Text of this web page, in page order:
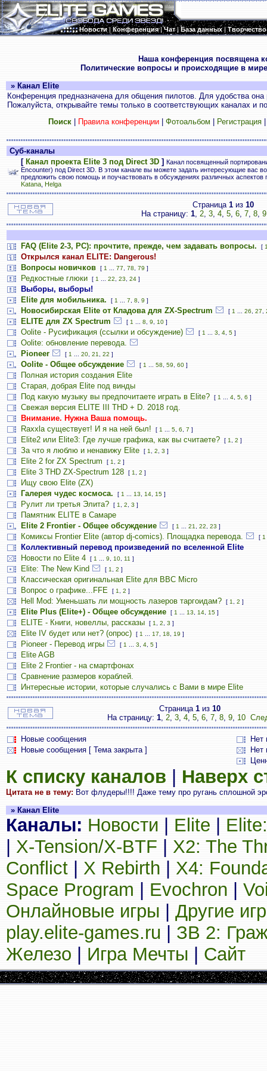
Новости|Конференция|Чат|База данных|Творчество
Наша конференция посвящена
Политические вопросы и происходящие в
» Канал Elite
Конференция предназначена для общения пилотов. Для удобства
Пожалуйста, открывайте темы только в соответствующих каналах и
Поиск| Правила конференции| Фотоальбом Регистрация
Суб-каналы
[ Канал проекта Elite 3 под Direct 3D ] Канал посвященный
Encounter) под Direct 3D. В этом канале вы можете задать интересующие вас
предложить свою помощь и поучаствовать в обсуждениях различных
Katana Helga
Страница 1 из 10
На страницу: 1, 2, 3, 4, 5, 6, 7, 8, 9
FAQ (Elite 2-3, PC): прочтите, прежде, чем задавать вопросы. [
Открылся канал ELITE: Dangerous!
Вопросы новичков
[ 1 77 78 79 ]
Редкостные глюки [ 1 22 23 24 ]
Выборы, выборы!
Elite для мобильника.
[ 1 7 8 9 ]
Новосибирская Elite от Кладова для ZX-Spectrum [ 1 26 27
ELITE для ZX Spectrum [ 1 8 9 10 ]
Oolite - Русификация (ссылки и обсуждение) [ 1 3 4 5 ]
Oolite: обновление перевода.
Pioneer
[ 1 20 21 22 ]
Oolite - Общее обсуждение [ 1 58 59 60 ]
Полная история создания Elite
Старая, добрая Elite под винды
Под какую музыку вы предпочитаете играть в Elite?
[ 1 4 5 6 ]
Свежая версия ELITE III THD + D. 2018 год.
Внимание. Нужна Ваша помощь.
Raxxla существует! И я на ней был!
[ 1 5 6 7 ]
Elite2 или Elite3: Где лучше графика, как вы считаете? [ 1 2 ]
За что я люблю и ненавижу Elite [ 1 2 3 ]
Elite 2 for ZX Spectrum [ 1 2 ]
Elite 3 THD ZX-Spectrum 128 [ 1 2 ]
Ищу свою Elite (ZX)
Галерея чудес космоса.
[ 1 13 14 15 ]
Рулит ли третья Элита? [ 1 2 3 ]
Памятник ELITE в Самаре
Elite 2 Frontier - Общее обсуждение
[ 1 21 22 23 ]
Комиксы Frontier Elite (автор dj-comics). Площадка перевода. [ 1
Коллективный перевод произведений по вселенной Elite
Новости по Elite 4
[ 1 9 10 11 ]
Elite: The New Kind [ 1 2 ]
Классическая оригинальная Elite для BBC Micro
Вопрос о графике...FFE
[ 1 2 ]
Hell Mod: Уменьшать ли мощность лазеров таргоидам? [ 1 2 ]
Elite Plus (Elite+) - Общее обсуждение [ 1 13 14 15 ]
ELITE - Книги, новеллы, рассказы [ 1 2 3 ]
Elite IV будет или нет? (опрос) [ 1 17 18 19 ]
Pioneer - Перевод игры [ 1 3 4 5 ]
Elite AGB
Elite 2 Frontier - на смартфонах
Сравнение размеров кораблей.
Интересные истории, которые случались с Вами в мире Elite
Страница 1из 10
На страницу: 1, 2, 3, 4, 5, 6, 7, 8, 9, 10
Новые сообщения
Нет
Новые сообщения [ Тема закрыта ]
Нет
К списку каналов Наверх
Цитата не в тему: Вот флудеры!!!! Даже тему про ругань сплошной
» Канал Elite
Каналы: Новости Elite
X-Tension/X-BTF
X2: The
Conflict
X Rebirth
X4:
Space Program
Evochron
Онлайновые игры
Другие
play.elite-games.ru
ЗВ 2:
Железо
Игра Мечты Сайт